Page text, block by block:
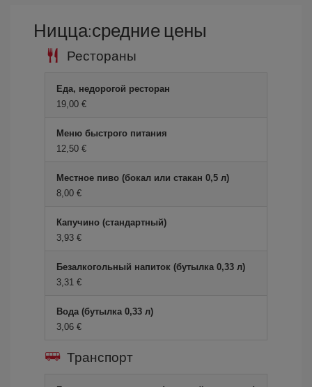
Ницца:средние цены
Рестораны
Еда, недорогой ресторан
19,00 €
Меню быстрого питания
12,50 €
Местное пиво (бокал или стакан 0,5 л)
8,00 €
Капучино (стандартный)
3,93 €
Безалкогольный напиток (бутылка 0,33 л)
3,31 €
Вода (бутылка 0,33 л)
3,06 €
Транспорт